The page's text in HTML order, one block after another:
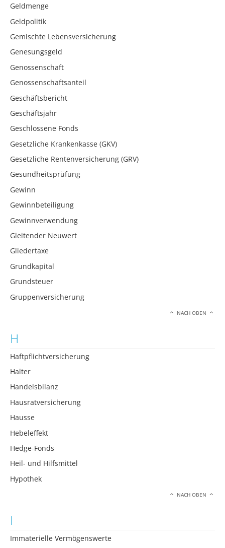
Geldmenge
Geldpolitik
Gemischte Lebensversicherung
Genesungsgeld
Genossenschaft
Genossenschaftsanteil
Geschäftsbericht
Geschäftsjahr
Geschlossene Fonds
Gesetzliche Krankenkasse (GKV)
Gesetzliche Rentenversicherung (GRV)
Gesundheitsprüfung
Gewinn
Gewinnbeteiligung
Gewinnverwendung
Gleitender Neuwert
Gliedertaxe
Grundkapital
Grundsteuer
Gruppenversicherung
NACH OBEN
H
Haftpflichtversicherung
Halter
Handelsbilanz
Hausratversicherung
Hausse
Hebeleffekt
Hedge-Fonds
Heil- und Hilfsmittel
Hypothek
NACH OBEN
I
Immaterielle Vermögenswerte